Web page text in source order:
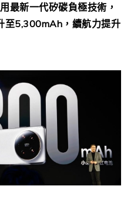
最新一代矽碳負極技術，
至5,300mAh，續航力提升